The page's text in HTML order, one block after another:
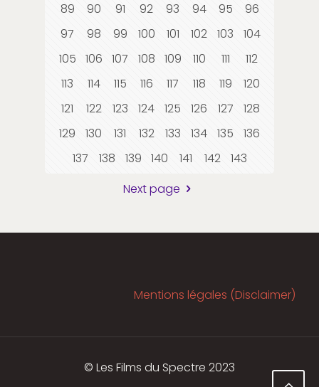
89
90 91 92 93 94 95
96
97
98 99 100 101 102 103
104
105
106 107 108 109 110 111
112
113
114 115 116 117 118 119
120
121
122 123 124 125 126 127
128
129
130 131 132 133 134 135
136
137
138 139 140 141 142
143
Next page
Mentions légales (Disclaimer)
© Les Films du Spectre 2023